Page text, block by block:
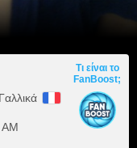
Γαλλικά
Τι είναι το
FanBoost;